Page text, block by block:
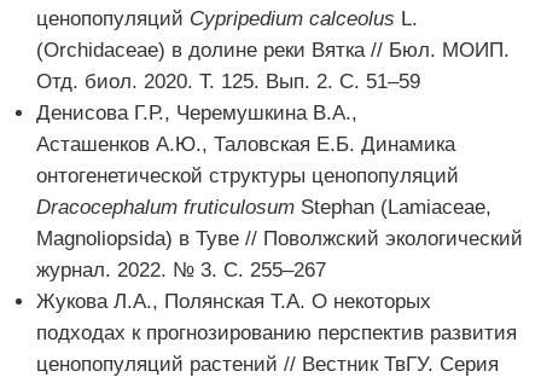
ценопопуляций Cypripedium calceolus L.
(Orchidaceae) в долине реки Вятка // Бюл. МОИП.
Отд. биол. 2020. Т. 125. Вып. 2. С. 51–59
Денисова Г.Р., Черемушкина В.А.,
Асташенков А.Ю., Таловская Е.Б. Динамика
онтогенетической структуры ценопопуляций
Dracocephalum fruticulosum Stephan (Lamiaceae,
Magnoliopsida) в Туве // Поволжский экологический
журнал. 2022. № 3. С. 255–267
Жукова Л.А., Полянская Т.А. О некоторых
подходах к прогнозированию перспектив развития
ценопопуляций растений // Вестник ТвГУ. Серия